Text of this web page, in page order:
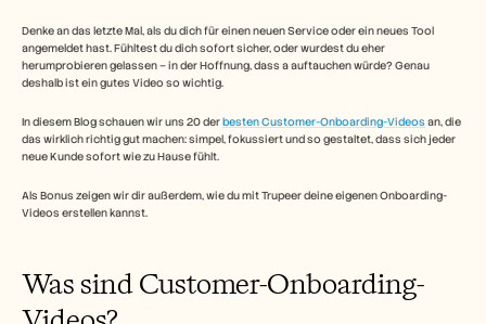
Denke an das letzte Mal, als du dich für einen neuen Service oder ein neues Tool
angemeldet hast. Fühltest du dich sofort sicher, oder wurdest du eher
herumprobieren gelassen – in der Hoffnung, dass a auftauchen würde? Genau
deshalb ist ein gutes Video so wichtig.
In diesem Blog schauen wir uns 20 der besten Customer-Onboarding-Videos an, die
das wirklich richtig gut machen: simpel, fokussiert und so gestaltet, dass sich jeder
neue Kunde sofort wie zu Hause fühlt.
Als Bonus zeigen wir dir außerdem, wie du mit Trupeer deine eigenen Onboarding-
Videos erstellen kannst.
Was sind Customer-Onboarding-
Kundengeschichten
Preise
Produktmarketing
Kundenerfolg
Training
See more